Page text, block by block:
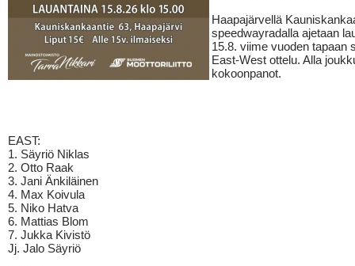
Haapajärvellä
speedwayradalla ajetaan
15.8. viime vuoden tapaan
East-West ottelu. Alla
kokoonpanot.
EAST:
1. Säyriö Niklas
2. Otto Raak
3. Jani Änkiläinen
4. Max Koivula
5. Niko Hatva
6. Mattias Blom
7. Jukka Kivistö
Jj. Jalo Säyriö